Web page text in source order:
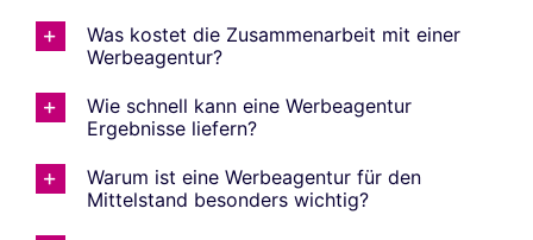
Was kostet die Zusammenarbeit mit einer
Werbeagentur?
Wie schnell kann eine Werbeagentur
Ergebnisse liefern?
Warum ist eine Werbeagentur für den
Mittelstand besonders wichtig?